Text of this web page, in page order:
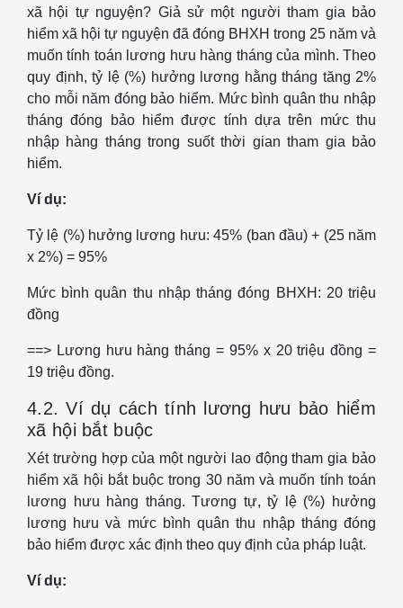
xã hội tự nguyện? Giả sử một người tham gia bảo
hiểm xã hội tự nguyện đã đóng BHXH trong 25 năm và
muốn tính toán lương hưu hàng tháng của mình. Theo
quy định, tỷ lệ (%) hưởng lương hằng tháng tăng 2%
cho mỗi năm đóng bảo hiểm. Mức bình quân thu nhập
tháng đóng bảo hiểm được tính dựa trên mức thu
nhập hàng tháng trong suốt thời gian tham gia bảo
hiểm.
Ví dụ:
Tỷ lệ (%) hưởng lương hưu: 45% (ban đầu) + (25 năm
x 2%) = 95%
Mức bình quân thu nhập tháng đóng BHXH: 20 triệu
đồng
==> Lương hưu hàng tháng = 95% x 20 triệu đồng =
19 triệu đồng.
4.2. Ví dụ cách tính lương hưu bảo hiểm
xã hội bắt buộc
Xét trường hợp của một người lao động tham gia bảo
hiểm xã hội bắt buộc trong 30 năm và muốn tính toán
lương hưu hàng tháng. Tương tự, tỷ lệ (%) hưởng
lương hưu và mức bình quân thu nhập tháng đóng
bảo hiểm được xác định theo quy định của pháp luật.
Ví dụ: